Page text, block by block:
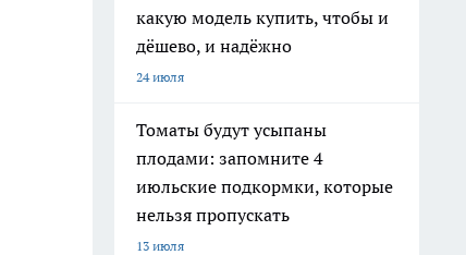
какую модель купить, чтобы и
дёшево, и надёжно
24 июля
Томаты будут усыпаны
плодами: запомните 4
июльские подкормки, которые
нельзя пропускать
13 июля